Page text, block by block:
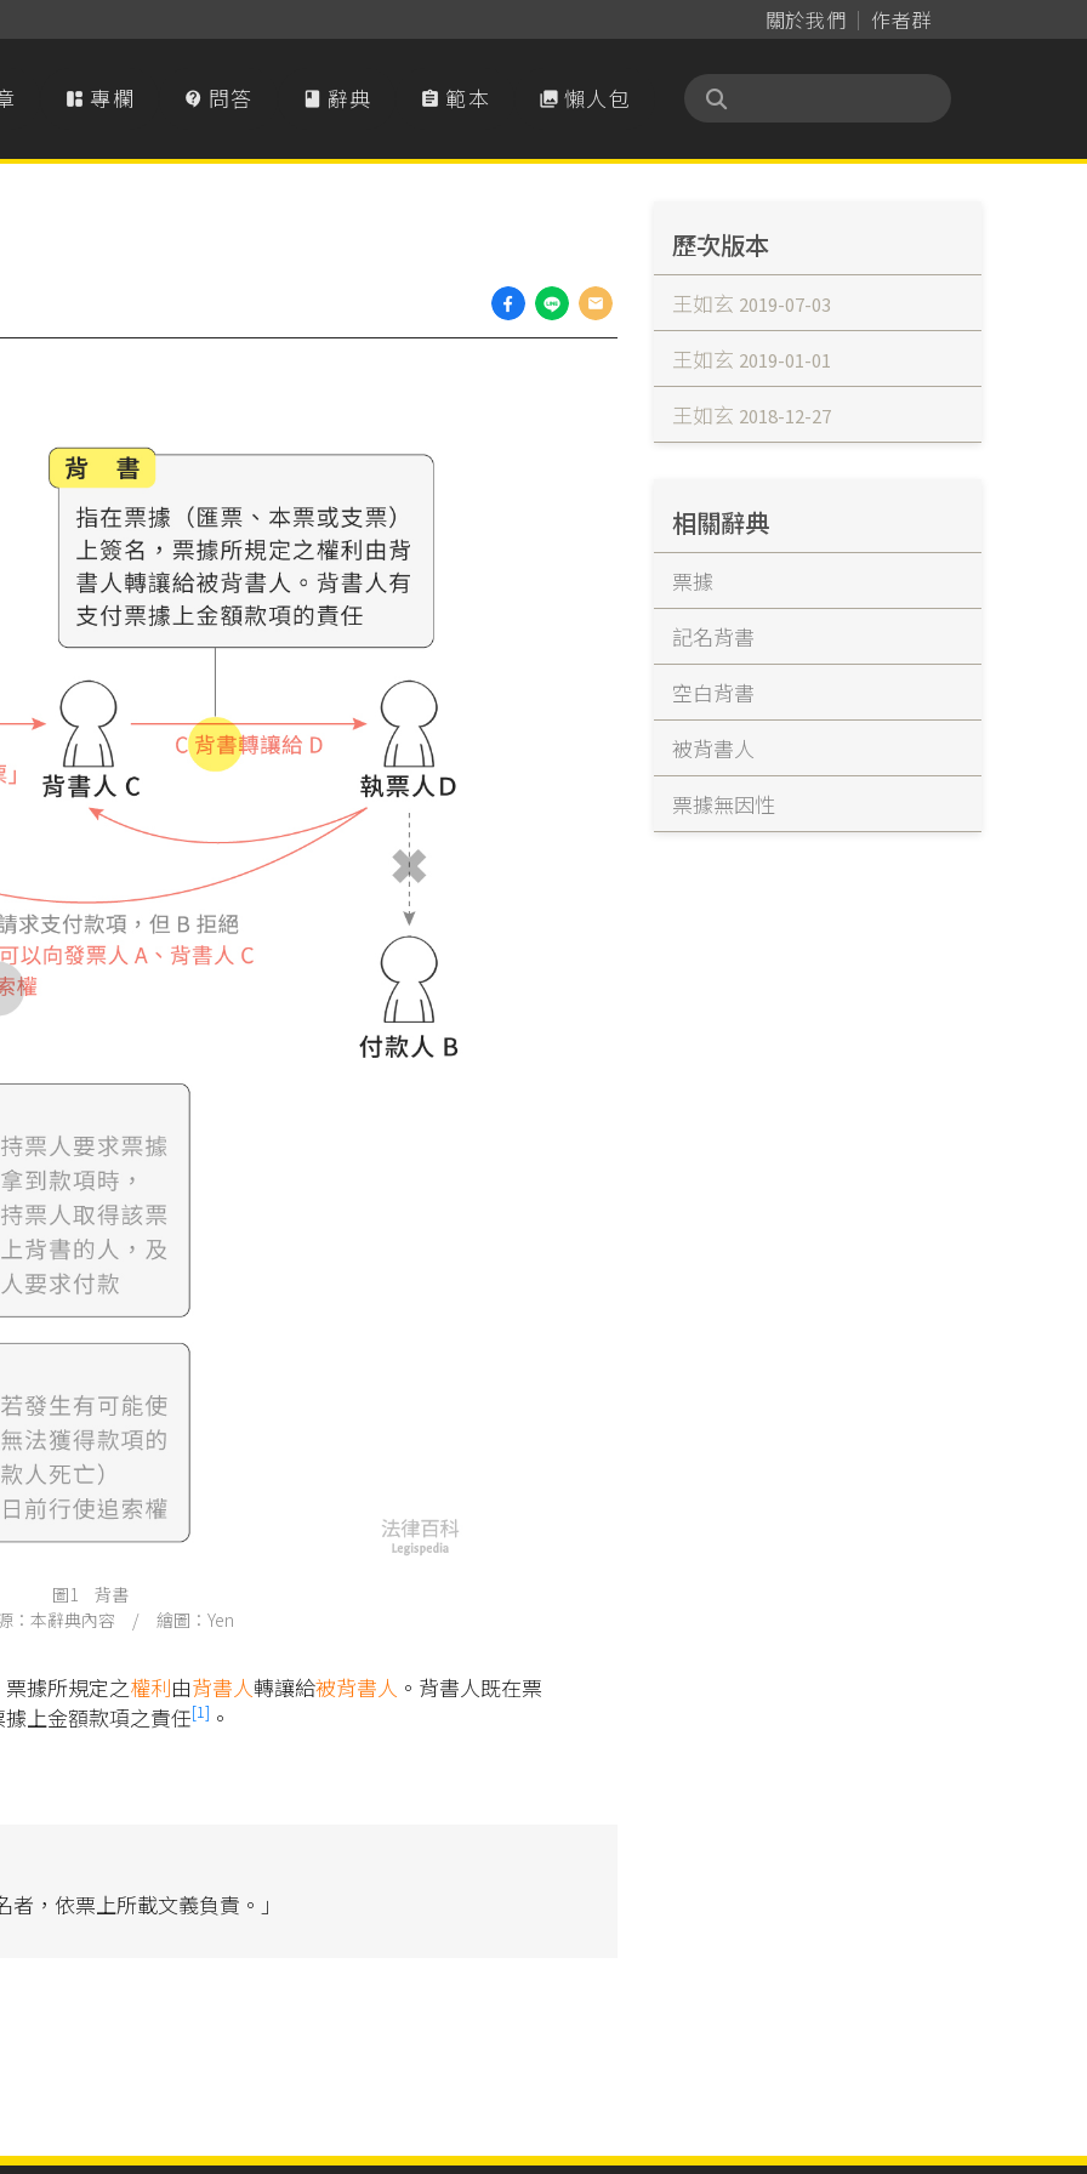
關於我們 作者群
 專欄  問答  辭典  範本  懶人包
圖1 背書
：本辭典內容 / 繪圖：Yen
據所規定之權利由背書人轉讓給被背書人 。背書人既在票
上金額款項之責任[1] 。
，依票上所載文義負責。」
歷次版本
王如玄 2019-07-03
王如玄 2019-01-01
王如玄 2018-12-27
相關辭典
票據
記名背書
空白背書
被背書人
票據無因性